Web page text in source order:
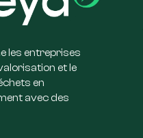
les entreprises
et le
en
avec des